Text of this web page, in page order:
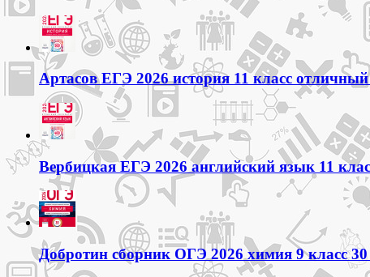
Артасов ЕГЭ 2026 история 11 класс отличный
Вербицкая ЕГЭ 2026 английский язык 11
Добротин сборник ОГЭ 2026 химия 9 класс